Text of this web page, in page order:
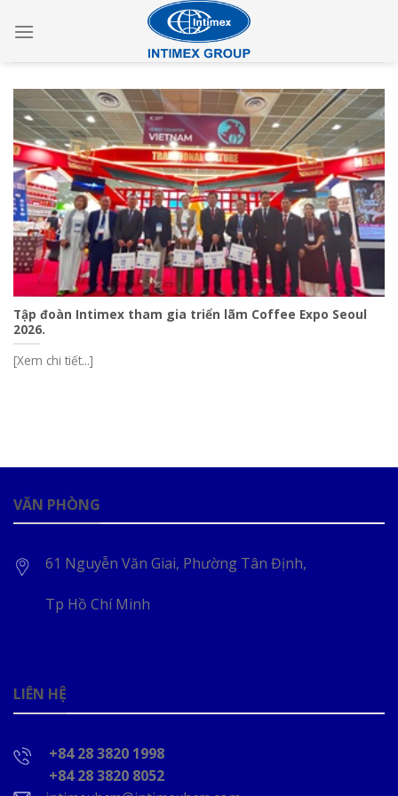
Tập đoàn Intimex tham gia triển lãm Coffee Expo Seoul
2026.
[Xem chi tiết...]
VĂN PHÒNG
61 Nguyễn Văn Giai, Phường Tân Định,
Tp Hồ Chí Minh
LIÊN HỆ
+84 28 3820 1998
+84 28 3820 8052